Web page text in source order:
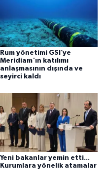
Rum yönetimi GSI’ye
Meridiam'ın katılımı
anlaşmasının dışında ve
seyirci kaldı
Yeni bakanlar yemin etti...
Kurumlara yönelik atamalar